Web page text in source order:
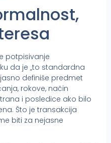
potpisivanje
da je „to standardna
definiše predmet
rokove, način
i posledice ako bilo
Što je transakcija
biti za nejasne